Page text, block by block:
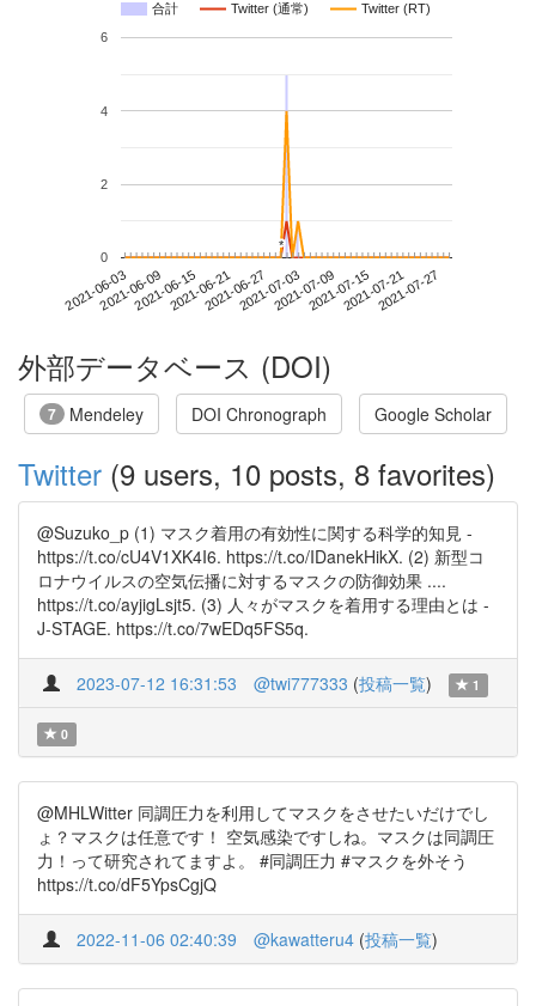
合計 Twitter (通常) Twitter (RT)
2021-06-032021-06-092021-06-152021-06-212021-06-272021-07-032021-07-092021-07-152021-07-212021-07-27
0
2
4
6
**
外部データベース (DOI)
7 Mendeley DOI Chronograph Google Scholar
Twitter (9 users, 10 posts, 8 favorites)
@Suzuko_p (1) マスク着用の有効性に関する科学的知見 -
https://t.co/cU4V1XK4I6. https://t.co/IDanekHikX. (2) 新型コ
ロナウイルスの空気伝播に対するマスクの防御効果 ....
https://t.co/ayjigLsjt5. (3) 人々がマスクを着用する理由とは -
J-STAGE. https://t.co/7wEDq5FS5q.
2023-07-12 16:31:53 @twi777333 (投稿一覧) 1
0
@MHLWitter 同調圧力を利用してマスクをさせたいだけでし
ょ？マスクは任意です！ 空気感染ですしね。マスクは同調圧
力！って研究されてますよ。 #同調圧力 #マスクを外そう
https://t.co/dF5YpsCgjQ
2022-11-06 02:40:39 @kawatteru4 (投稿一覧)